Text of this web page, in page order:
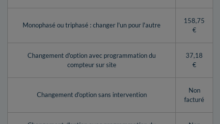
Monophasé ou triphasé : changer l'un pour l'autre
158,75
€
Changement d'option avec programmation du
compteur sur site
37,18
€
Changement d'option sans intervention
Non
facturé